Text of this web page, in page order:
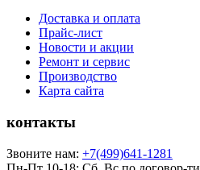
Доставка и оплата
Прайс-лист
Новости и акции
Ремонт и сервис
Производство
Карта сайта
контакты
Звоните нам: +7(499)641-1281